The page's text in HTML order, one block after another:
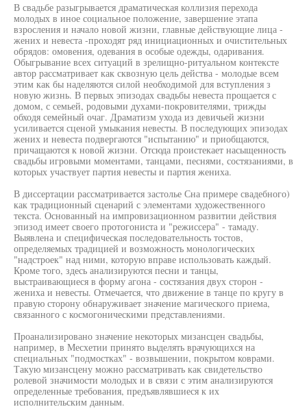
В свадьбе разыгрывается драматическая коллизия перехода
молодых в иное социальное положение, завершение этапа
взросления и начало новой жизни, главные действующие лица -
жених и невеста -проходят ряд инициационных и очистительных
обрядов: омовения, одевания в особые одежды, одаривания.
Обыгрывание всех ситуаций в зрелищно-ритуальном контексте
автор рассматривает как сквозную цель действа - молодые всем
этим как бы наделяются силой необходимой для вступления з
новую жизнь. В первых эпизодах свадьбы невеста прощается с
домом, с семьей, родовыми духами-покровителями, трижды
обходя семейный очаг. Драматизм ухода из девичьей жизни
усиливается сценой умыкания невесты. В последующих эпизодах
жених и невеста подвергаются "испытанию" и приобщаются,
причащаются к новой жизни. Отсюда проистекает насыщенность
свадьбы игровыми моментами, танцами, песнями, состязаниями, в
которых участвует партия невесты и партия жениха.
В диссертации рассматривается застолье Сна примере свадебного)
как традиционный сценарий с элементами художественного
текста. Основанный на импровизационном развитии действия
эпизод имеет своего протогониста и "режиссера" - тамаду.
Выявлена и специфическая последовательность тостов,
определяемых традицией и возможность монологических
"надстроек" над ними, которую вправе использовать каждый.
Кроме того, здесь анализируются песни и танцы,
выстраивающиеся в форму агона - состязания двух сторон -
жениха и невесты. Отмечается, что движение в танце по кругу в
правую сторону обнаруживает значение магического приема,
связанного с космогоническими представлениями.
Проанализировано значение некоторых мизансцен свадьбы,
например, в Месхетии принято выделять врачующихся на
специальных "подмостках" - возвышении, покрытом коврами.
Такую мизансцену можно рассматривать как свидетельство
ролевой значимости молодых и в связи с этим анализируются
определенные требования, предъявлявшиеся к их
исполнительским данным.